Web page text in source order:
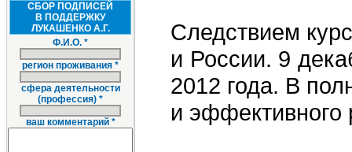
СБОР ПОДПИСЕЙ
В ПОДДЕРЖКУ
ЛУКАШЕНКО А.Г.
Ф.И.О. *
регион проживания *
сфера деятельности
(профессия) *
ваш комментарий *
Следствием
и России. 9
2012 года. В
и эффективного